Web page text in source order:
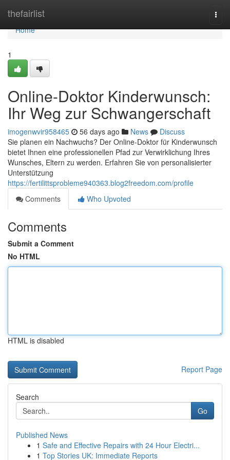
thefairlist
Home
Home
1
Online-Doktor Kinderwunsch:
Ihr Weg zur Schwangerschaft
imogenwvir958465 56 days ago News
Discuss
Sie planen ein Nachwuchs? Der Online-Doktor für Kinderwunsch
bietet Ihnen eine professionellen Pfad zur Verwirklichung Ihres
Wunsches, Eltern zu werden. Erfahren Sie von personalisierter
Unterstützung
https://fertilittsprobleme940363.blog2freedom.com/profile
Comments
Who Upvoted
Comments
Submit a Comment
No HTML
HTML is disabled
Report Page
Search
Go
Published News
1 Safe and Effective Repairs with 24 Hour Electri...
1 Top Stories UK: Immediate Reports